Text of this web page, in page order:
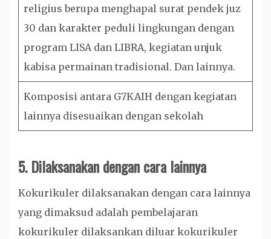
religius berupa menghapal surat pendek juz
30 dan karakter peduli lingkungan dengan
program LISA dan LIBRA, kegiatan unjuk
kabisa permainan tradisional. Dan lainnya.
Komposisi antara G7KAIH dengan kegiatan
lainnya disesuaikan dengan sekolah
5.Dilaksanakan dengan cara lainnya
Kokurikuler dilaksanakan dengan cara lainnya
yang dimaksud adalah pembelajaran
kokurikuler dilaksankan diluar kokurikuler